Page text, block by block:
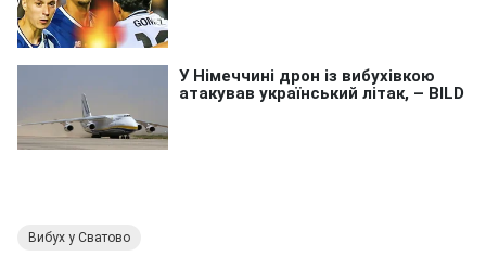
Вибух у Сватово